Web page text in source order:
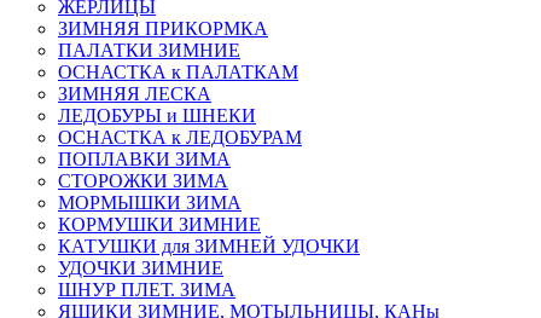
ЖЕРЛИЦЫ
ЗИМНЯЯ ПРИКОРМКА
ПАЛАТКИ ЗИМНИЕ
ОСНАСТКА к ПАЛАТКАМ
ЗИМНЯЯ ЛЕСКА
ЛЕДОБУРЫ и ШНЕКИ
ОСНАСТКА к ЛЕДОБУРАМ
ПОПЛАВКИ ЗИМА
СТОРОЖКИ ЗИМА
МОРМЫШКИ ЗИМА
КОРМУШКИ ЗИМНИЕ
КАТУШКИ для ЗИМНЕЙ УДОЧКИ
УДОЧКИ ЗИМНИЕ
ШНУР ПЛЕТ. ЗИМА
ЯЩИКИ ЗИМНИЕ, МОТЫЛЬНИЦЫ, КАНы